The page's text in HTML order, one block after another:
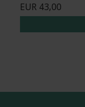
EUR 43,00